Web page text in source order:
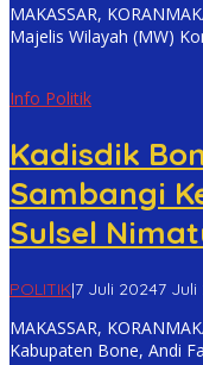
MAKASSAR,
Majelis Wilayah (MW)
Info Politik
Kadisdik
Sambangi
Sulsel
POLITIK|7 Juli 20247 Juli
MAKASSAR,
Kabupaten Bone, Andi